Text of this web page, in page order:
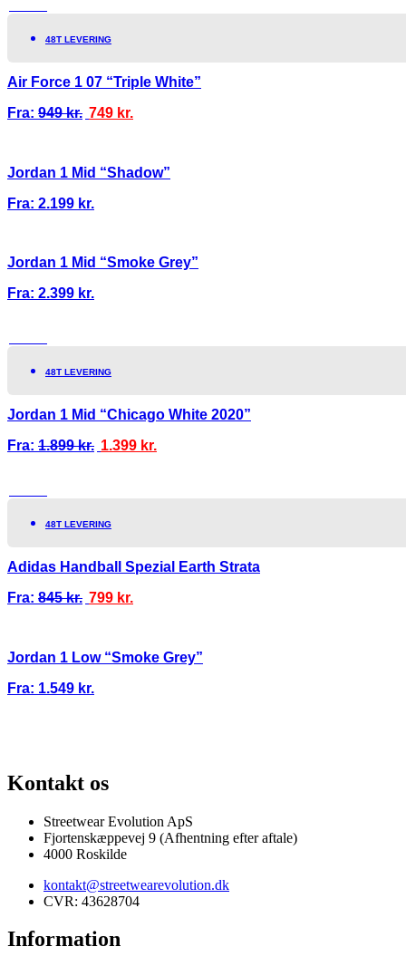
48T LEVERING
Air Force 1 07 “Triple White”
Fra: 949kr. 749 kr.
Jordan 1 Mid “Shadow”
Fra: 2.199 kr.
Jordan 1 Mid “Smoke Grey”
Fra: 2.399 kr.
48T LEVERING
Jordan 1 Mid “Chicago White 2020”
Fra: 1.899kr. 1.399 kr.
48T LEVERING
Adidas Handball Spezial Earth Strata
Fra: 845kr. 799 kr.
Jordan 1 Low “Smoke Grey”
Fra: 1.549 kr.
Kontakt os
Streetwear Evolution ApS
Fjortenskæppevej 9 (Afhentning efter aftale)
4000 Roskilde
kontakt@streetwearevolution.dk
CVR: 43628704
Information